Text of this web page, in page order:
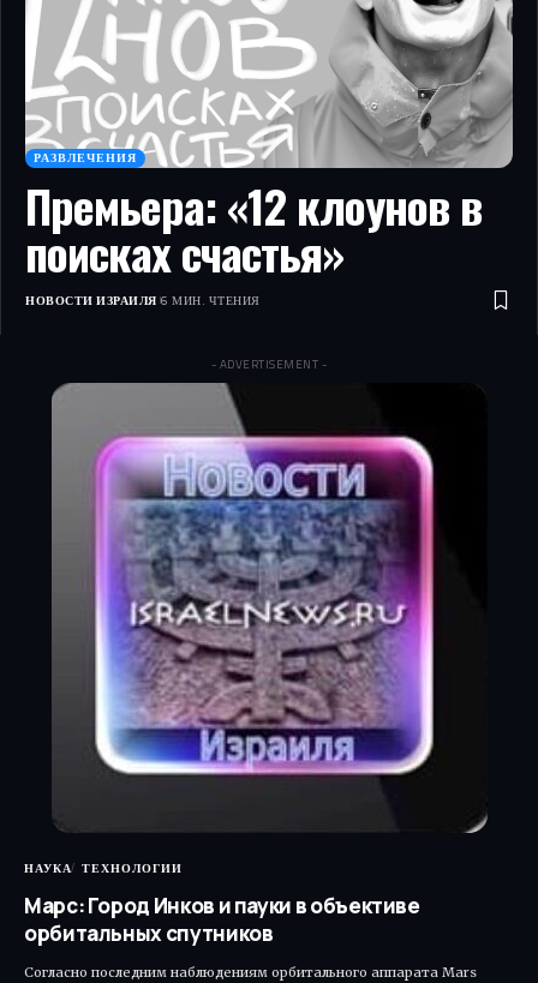
РАЗВЛЕЧЕНИЯ
Премьера: «12 клоунов в
поисках счастья»
НОВОСТИ ИЗРАИЛЯ 6 МИН. ЧТЕНИЯ
- ADVERTISEMENT -
НАУКА ТЕХНОЛОГИИ
Марс: Город Инков и пауки в объективе
орбитальных спутников
Согласно последним наблюдениям орбитального аппарата Mars